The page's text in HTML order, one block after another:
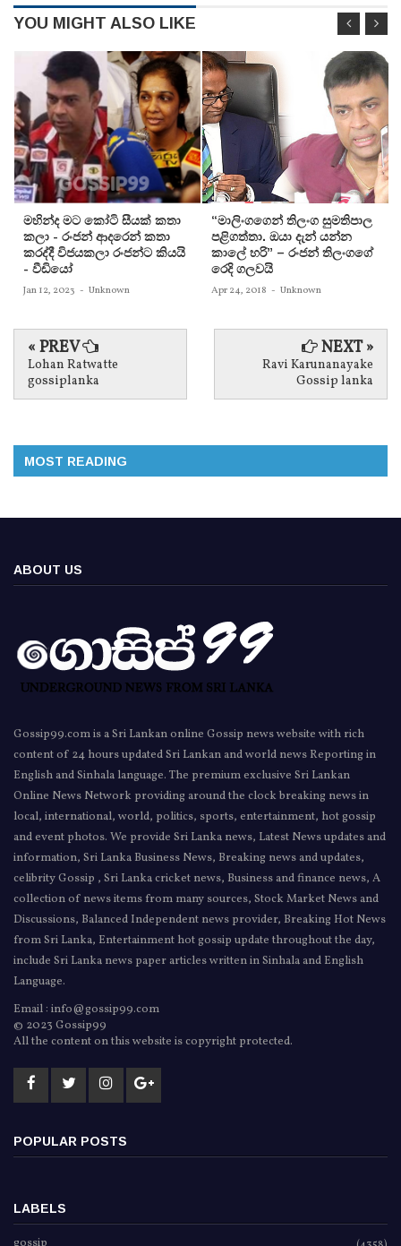
YOU MIGHT ALSO LIKE
මහින්ද මට කෝටි සීයක් කතා
කලා - රංජන් ආදරෙන් කතා
කරද්දී විජයකලා රංජන්ට කියයි
- වීඩියෝ
Jan 12, 2023 - Unknown
“මාලිංගගෙන් තිලංග සුමතිපාල
පළිගත්තා. ඔයා දැන් යන්න
කාලේ හරි” – රංජන් තිලංගගේ
රෙදි ගලවයි
Apr 24, 2018 - Unknown
« PREV
Lohan Ratwatte
gossiplanka
NEXT »
Ravi Karunanayake
Gossip lanka
MOST READING
ABOUT US
Gossip99.com is a Sri Lankan online Gossip news website with rich
content of 24 hours updated Sri Lankan and world news Reporting in
English and Sinhala language. The premium exclusive Sri Lankan
Online News Network providing around the clock breaking news in
local, international, world, politics, sports, entertainment, hot gossip
and event photos. We provide Sri Lanka news, Latest News updates and
information, Sri Lanka Business News, Breaking news and updates,
celibrity Gossip , Sri Lanka cricket news, Business and finance news, A
collection of news items from many sources, Stock Market News and
Discussions, Balanced Independent news provider, Breaking Hot News
from Sri Lanka, Entertainment hot gossip update throughout the day,
include Sri Lanka news paper articles written in Sinhala and English
Language.
Email : info@gossip99.com
© 2023 Gossip99
All the content on this website is copyright protected.
POPULAR POSTS
LABELS